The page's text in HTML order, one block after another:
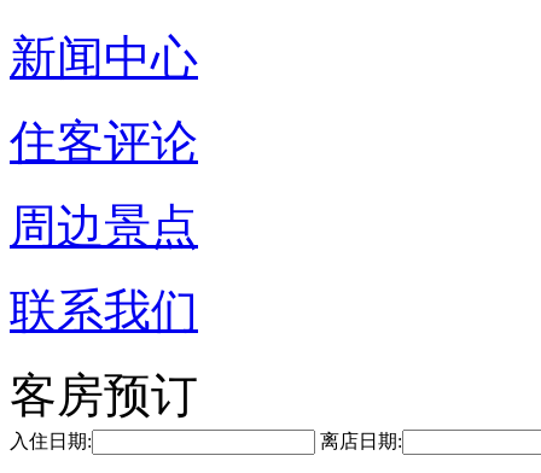
新闻中心
住客评论
周边景点
联系我们
客房预订
入住日期: 离店日期: